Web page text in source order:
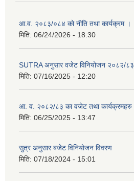
आ.व. २०८३/०८४ को नीति तथा कार्यक्रम ।
मिति: 06/24/2026 - 18:30
SUTRA अनुसार वजेट विनियोजन २०८२/८३
मिति: 07/16/2025 - 12:20
आ. व. २०८२/८३ का वजेट तथा कार्यक्रमहरु
मिति: 06/25/2025 - 13:47
सुत्र अनुसार बजेट विनियोजन विवरण
मिति: 07/18/2024 - 15:01